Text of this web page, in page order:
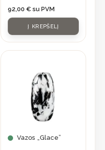
92,00 € su PVM
Į KREPŠELĮ
Vazos „Glace”